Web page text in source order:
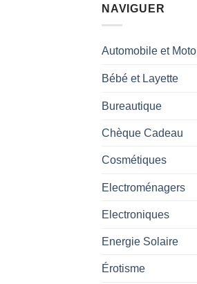
NAVIGUER
Automobile et Moto
Bébé et Layette
Bureautique
Chèque Cadeau
Cosmétiques
Electroménagers
Electroniques
Energie Solaire
Érotisme